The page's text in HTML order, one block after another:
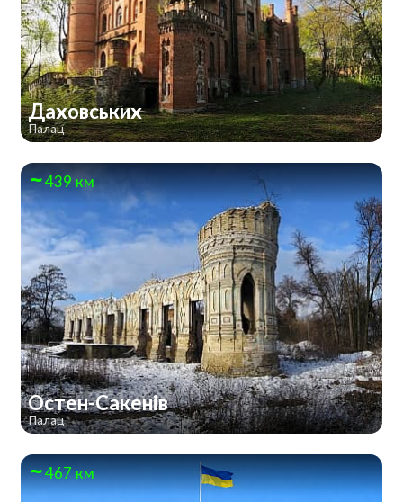
Даховських
Палац
439 км
Остен-Сакенів
Палац
467 км